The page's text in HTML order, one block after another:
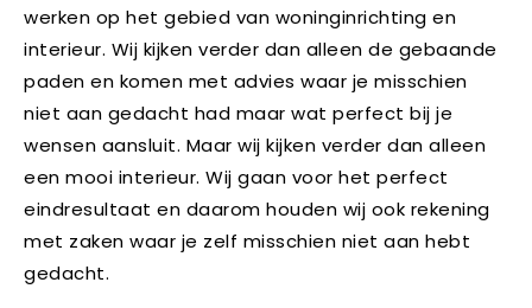
werken op het gebied van woninginrichting en
interieur. Wij kijken verder dan alleen de gebaande
paden en komen met advies waar je misschien
niet aan gedacht had maar wat perfect bij je
wensen aansluit. Maar wij kijken verder dan alleen
een mooi interieur. Wij gaan voor het perfect
eindresultaat en daarom houden wij ook rekening
met zaken waar je zelf misschien niet aan hebt
gedacht.